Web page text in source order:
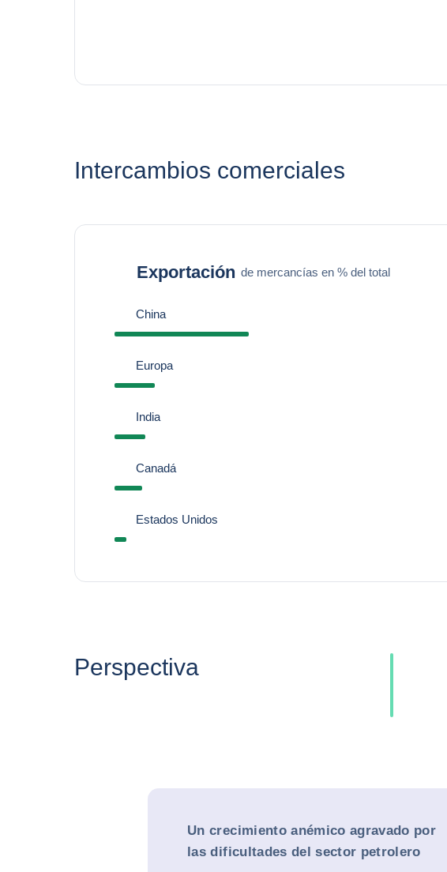
Intercambios comerciales
Exportación de mercancías en % del total
China
Europa
India
Canadá
Estados Unidos
Perspectiva
Un crecimiento anémico agravado por
las dificultades del sector petrolero